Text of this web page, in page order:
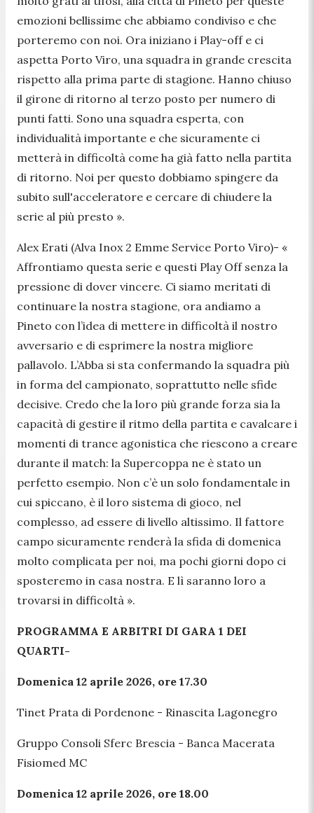
emozioni bellissime che abbiamo condiviso e che
porteremo con noi. Ora iniziano i Play-off e ci
aspetta Porto Viro, una squadra in grande crescita
rispetto alla prima parte di stagione. Hanno chiuso
il girone di ritorno al terzo posto per numero di
punti fatti. Sono una squadra esperta, con
individualità importante e che sicuramente ci
metterà in difficoltà come ha già fatto nella partita
di ritorno. Noi per questo dobbiamo spingere da
subito sull'acceleratore e cercare di chiudere la
serie al più presto ».
Alex Erati (Alva Inox 2 Emme Service Porto Viro)- «
Affrontiamo questa serie e questi Play Off senza la
pressione di dover vincere. Ci siamo meritati di
continuare la nostra stagione, ora andiamo a
Pineto con l’idea di mettere in difficoltà il nostro
avversario e di esprimere la nostra migliore
pallavolo. L’Abba si sta confermando la squadra più
in forma del campionato, soprattutto nelle sfide
decisive. Credo che la loro più grande forza sia la
capacità di gestire il ritmo della partita e cavalcare i
momenti di trance agonistica che riescono a creare
durante il match: la Supercoppa ne è stato un
perfetto esempio. Non c’è un solo fondamentale in
cui spiccano, è il loro sistema di gioco, nel
complesso, ad essere di livello altissimo. Il fattore
campo sicuramente renderà la sfida di domenica
molto complicata per noi, ma pochi giorni dopo ci
sposteremo in casa nostra. E lì saranno loro a
trovarsi in difficoltà ».
PROGRAMMA E ARBITRI DI GARA 1 DEI
QUARTI-
Domenica 12 aprile 2026, ore 17.30
Tinet Prata di Pordenone - Rinascita Lagonegro
Gruppo Consoli Sferc Brescia - Banca Macerata
Fisiomed MC
Domenica 12 aprile 2026, ore 18.00